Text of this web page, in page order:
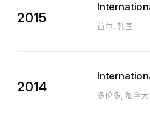
2015
首尔, 韩国
2014
多伦多, 加拿大